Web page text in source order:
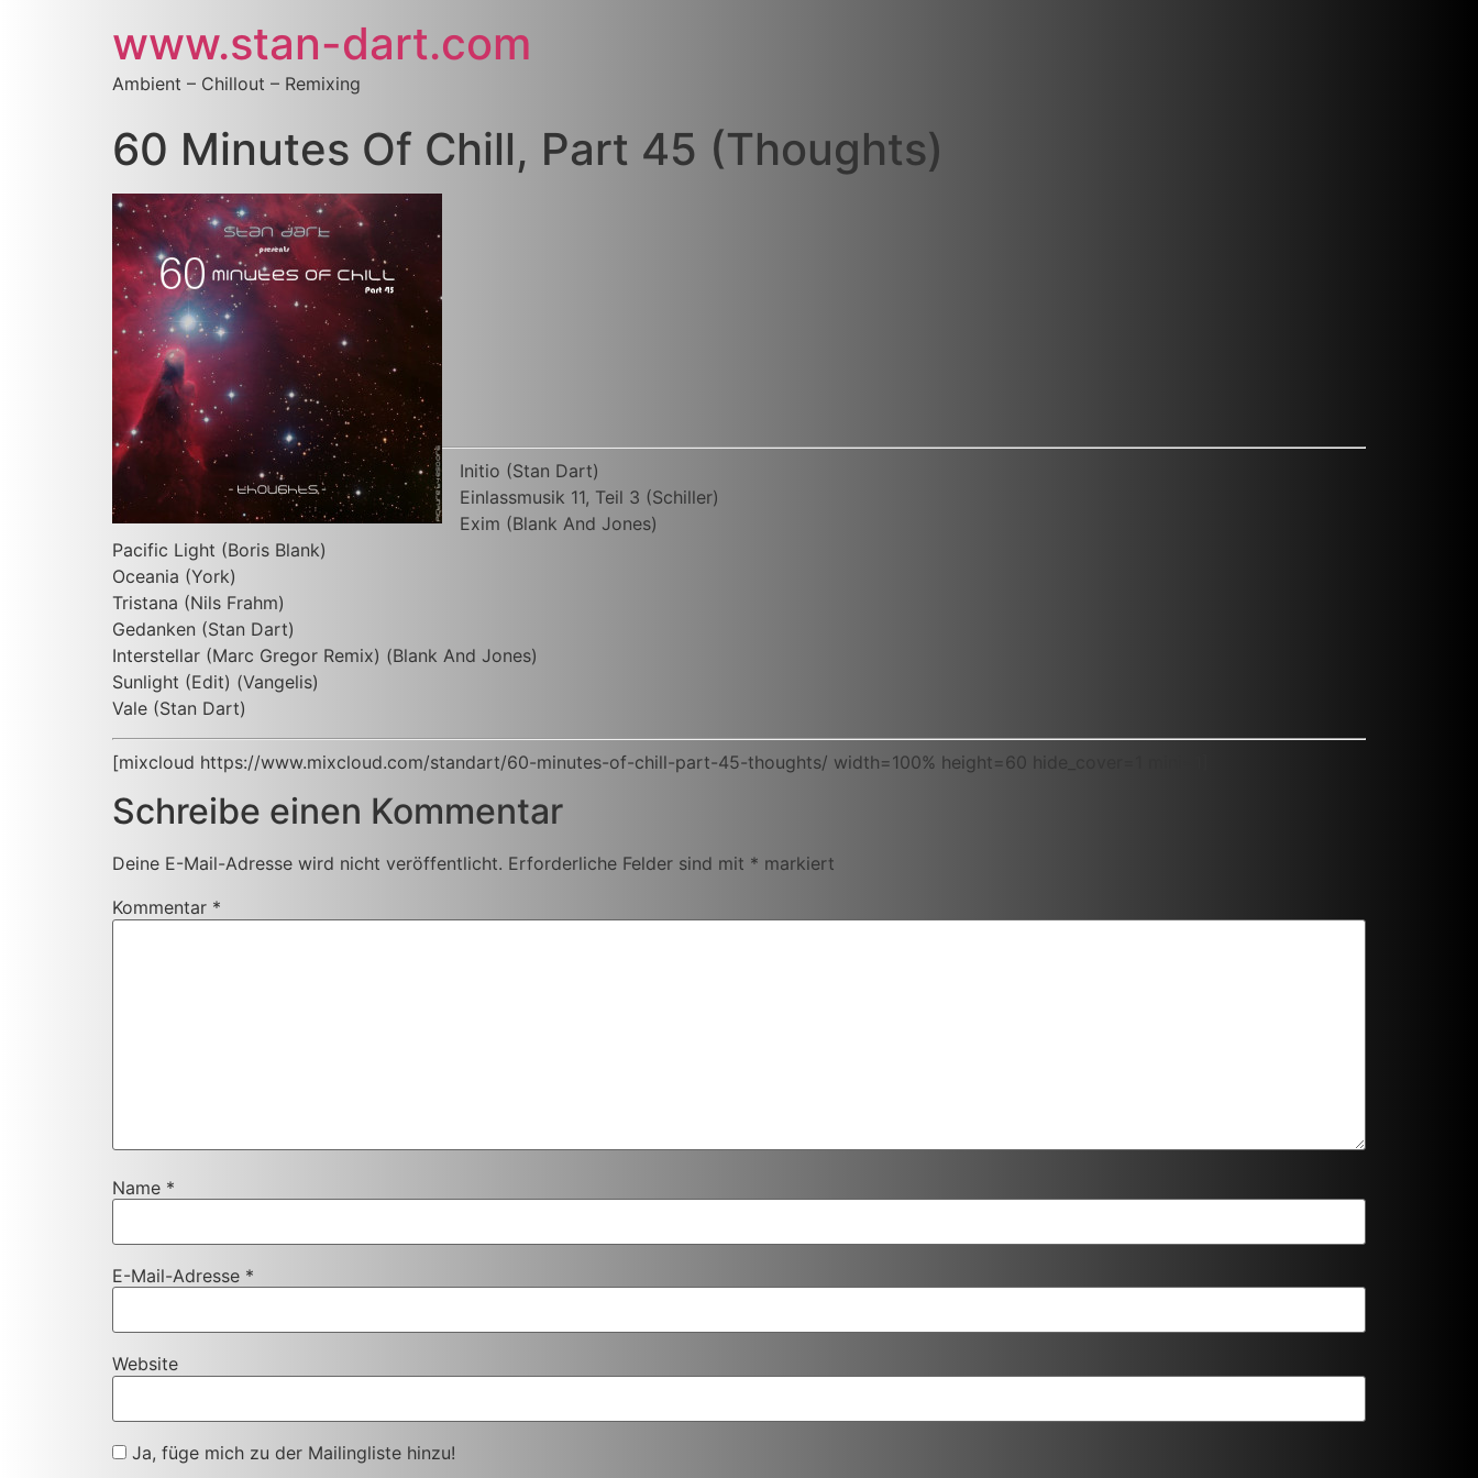
www.stan-dart.com
Ambient – Chillout – Remixing
60 Minutes Of Chill, Part 45 (Thoughts)
Initio (Stan Dart)
Einlassmusik 11, Teil 3 (Schiller)
Exim (Blank And Jones)
Pacific Light (Boris Blank)
Oceania (York)
Tristana (Nils Frahm)
Gedanken (Stan Dart)
Interstellar (Marc Gregor Remix) (Blank And Jones)
Sunlight (Edit) (Vangelis)
Vale (Stan Dart)
[mixcloud https://www.mixcloud.com/standart/60-minutes-of-chill-part-45-thoughts/ width=100% height=60 hide_cover=1 mini=1]
Schreibe einen Kommentar
Deine E-Mail-Adresse wird nicht veröffentlicht. Erforderliche Felder sind mit * markiert
Kommentar *
Name *
E-Mail-Adresse *
Website
Ja, füge mich zu der Mailingliste hinzu!